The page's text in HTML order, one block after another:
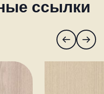
ссылки